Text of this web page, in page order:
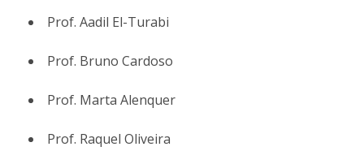
Prof. Aadil El-Turabi
Prof. Bruno Cardoso
Prof. Marta Alenquer
Prof. Raquel Oliveira